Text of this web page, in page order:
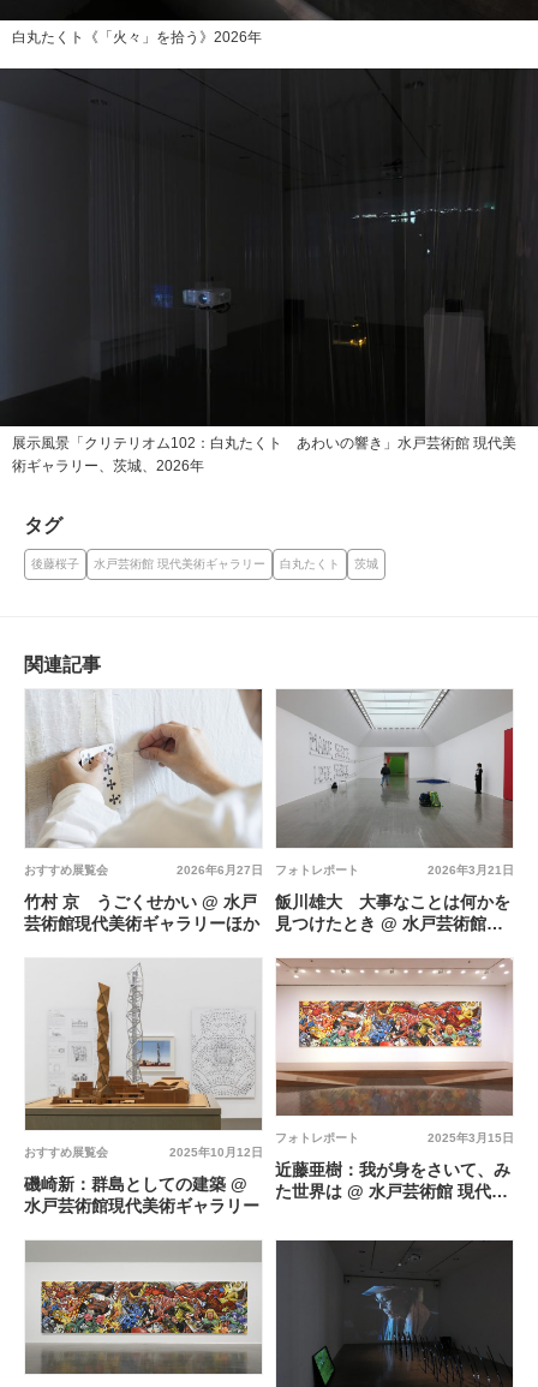
白丸たくト《「火々」を拾う》2026年
展示風景「クリテリオム102：白丸たくト あわいの響き」水戸芸術館 現代美
術ギャラリー、茨城、2026年
タグ
後藤桜子 水戸芸術館 現代美術ギャラリー 白丸たくト 茨城
関連記事
2026年6月27日
おすすめ展覧会
竹村 京 うごくせかい @ 水戸
芸術館現代美術ギャラリーほか
2026年3月21日
フォトレポート
飯川雄大 大事なことは何かを
見つけたとき @ 水戸芸術館現
2025年10月12日
おすすめ展覧会
磯崎新：群島としての建築 @
水戸芸術館現代美術ギャラリー
2025年3月15日
フォトレポート
近藤亜樹：我が身をさいて、み
た世界は @ 水戸芸術館 現代美